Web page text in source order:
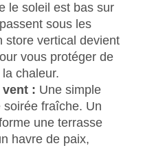
le soleil est bas sur
sous les
store vertical devient
vous protéger de
la chaleur.
: Une simple
soirée fraîche. Un
une terrasse
havre de paix,